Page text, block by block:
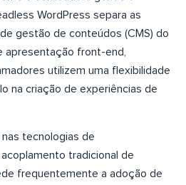
WordPress separa as
gestão de conteúdos (CMS) do
apresentação front-end,
utilizem uma flexibilidade
na criação de experiências de
tecnologias de
tradicional de
frequentemente a adoção de